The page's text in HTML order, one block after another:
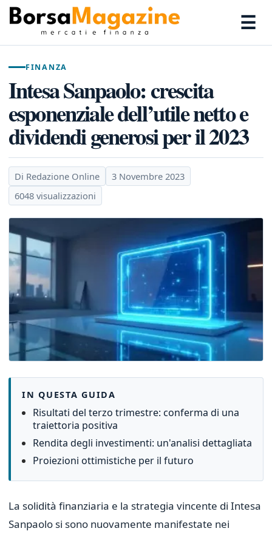
☰
FINANZA
Intesa Sanpaolo: crescita
esponenziale dell’utile netto e
dividendi generosi per il 2023
Di Redazione Online
3 Novembre 2023
6048 visualizzazioni
IN QUESTA GUIDA
Risultati del terzo trimestre: conferma di una
traiettoria positiva
Rendita degli investimenti: un'analisi dettagliata
Proiezioni ottimistiche per il futuro
La solidità finanziaria e la strategia vincente di Intesa
Sanpaolo si sono nuovamente manifestate nei